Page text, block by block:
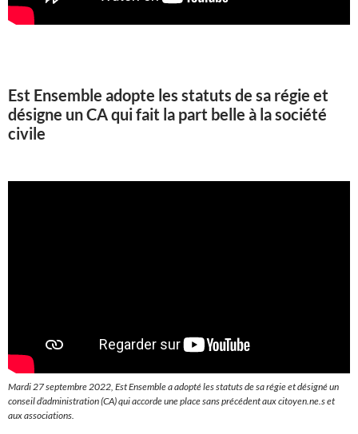
Est Ensemble adopte les statuts de sa régie et
désigne un CA qui fait la part belle à la société
civile
Mardi 27 septembre 2022, Est Ensemble a adopté les statuts de sa régie et désigné un
conseil d’administration (CA) qui accorde une place sans précédent aux citoyen.ne.s et
aux associations.